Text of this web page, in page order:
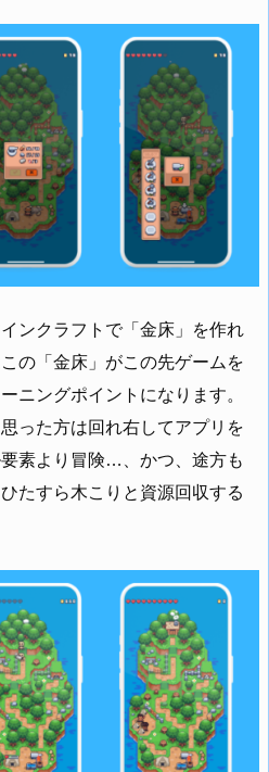
ンクラフトで「金床」を作れ
の「金床」がこの先ゲームを
ニングポイントになります。
った方は回れ右してアプリを
素より冒険…、かつ、途方も
たすら木こりと資源回収する